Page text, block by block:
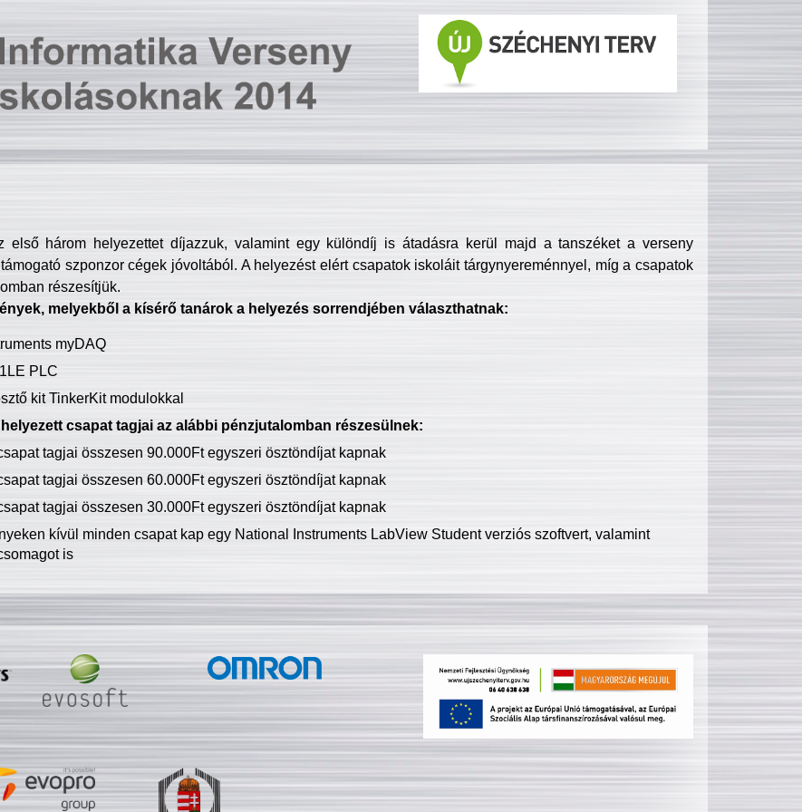
első három helyezettet díjazzuk, valamint egy különdíj is átadásra kerül majd a tanszéket a verseny
szponzor cégek jóvoltából. A helyezést elért csapatok iskoláit tárgynyereménnyel, míg a csapatok
részesítjük.
melyekből a kísérő tanárok a helyezés sorrendjében választhatnak:
myDAQ
PLC
kit TinkerKit modulokkal
csapat tagjai az alábbi pénzjutalomban részesülnek:
tagjai összesen 90.000Ft egyszeri ösztöndíjat kapnak
tagjai összesen 60.000Ft egyszeri ösztöndíjat kapnak
tagjai összesen 30.000Ft egyszeri ösztöndíjat kapnak
kívül minden csapat kap egy National Instruments LabView Student verziós szoftvert, valamint
is